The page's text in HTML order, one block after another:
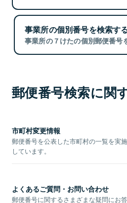
事業所の個別番号を検索す
事業所の７けたの個別郵便番号
郵便番号検索に関
市町村変更情報
郵便番号を公表した市町村の一覧を実
しています。
よくあるご質問・お問い合わせ
郵便番号に関するさまざまな疑問にお答